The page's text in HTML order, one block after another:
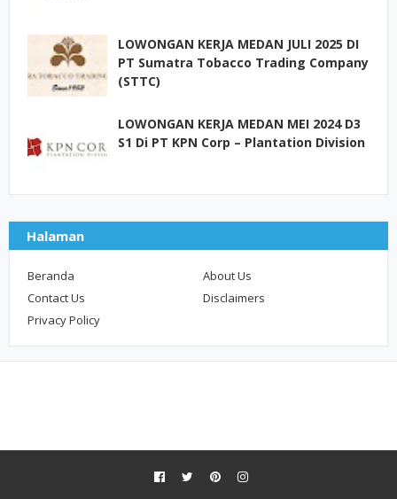
LOWONGAN KERJA MEDAN JULI 2025 DI
PT Sumatra Tobacco Trading Company
(STTC)
LOWONGAN KERJA MEDAN MEI 2024 D3
S1 Di PT KPN Corp – Plantation Division
Halaman
Beranda
About Us
Contact Us
Disclaimers
Privacy Policy